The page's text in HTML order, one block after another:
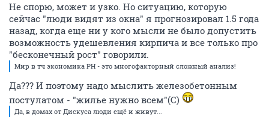
Не спорю, может и узко. Но ситуацию, которую
сейчас "люди видят из окна" я прогнозировал 1.5 года
назад, когда еще ни у кого мысли не было допустить
возможность удешевления кирпича и все только про
"бесконечный рост" говорили.
Мир в тч экономика РН - это многофакторный сложный анализ!
Да??? И поэтому надо мыслить железобетонным
постулатом - "жилье нужно всем"(С)
Да, в домах от Дискуса люди ещё и живут...